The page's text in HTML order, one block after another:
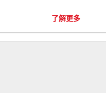
了解更多